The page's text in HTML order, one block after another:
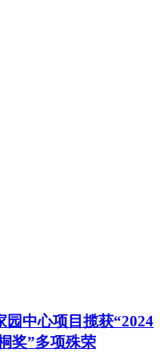
园中心项目揽获“2024
奖”多项殊荣